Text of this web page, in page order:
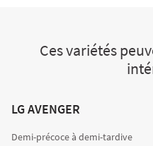
Ces variétés
LG AVENGER
Demi-précoce à demi-tardive